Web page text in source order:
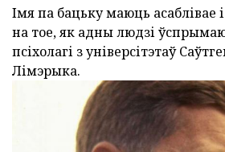
Імя па бацьку маюць асаблівае
на тое, як адны людзі
псіхолагі з універсітэтаў
Лімэрыка.